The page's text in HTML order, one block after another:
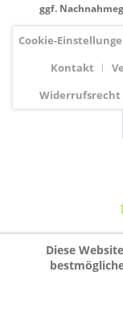
ggf.
Cookie-
Kontakt
Widerrufsrecht
Diese